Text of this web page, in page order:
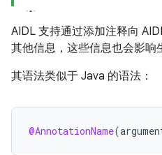
AIDL 支持通过添加注释向
其他信息，这些信息也会影响
其语法类似于 Java 的语法：
@AnnotationName(